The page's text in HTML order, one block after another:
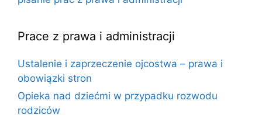
Prace z prawa i administracji
Ustalenie i zaprzeczenie ojcostwa – prawa i
obowiązki stron
Opieka nad dziećmi w przypadku rozwodu
rodziców